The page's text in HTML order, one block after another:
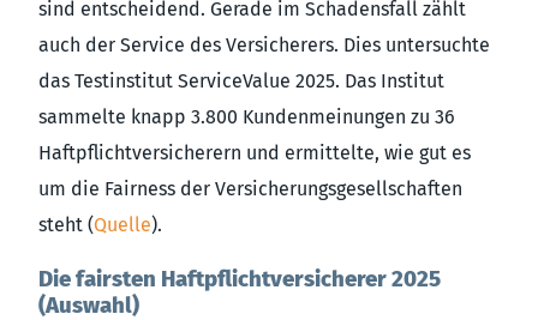
sind entscheidend. Gerade im Schadensfall zählt
auch der Service des Versicherers. Dies untersuchte
das Testinstitut ServiceValue 2025. Das Institut
sammelte knapp 3.800 Kundenmeinungen zu 36
Haftpflichtversicherern und ermittelte, wie gut es
um die Fairness der Versicherungsgesellschaften
steht (Quelle).
Die fairsten Haftpflichtversicherer 2025
(Auswahl)